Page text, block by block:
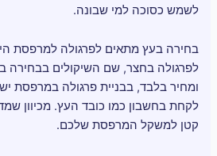
לשמש כסוכה למי שבונה.
בחירה בעץ מתאים לפרגולה למרפסת היא
לפרגולה בחצר, שם השיקולים בבחירה
ומחיר בלבד, בבניית פרגולה במרפסת
לקחת בחשבון כמו כובד העץ. מכיוון
קטן למשקל המרפסת שלכם.